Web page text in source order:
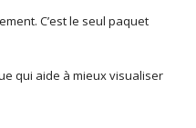
C’est le seul paquet
qui aide à mieux visualiser